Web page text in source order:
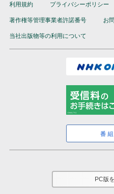
利用規約 プライバシーポリシー
著作権等管理事業者許諾番号 お
当社出版物等の利用について
番
PC版